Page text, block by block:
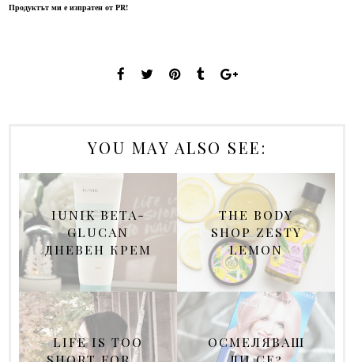
Продуктът ми е изпратен от PR!
YOU MAY ALSO SEE:
IUNIK BETA-
GLUCAN
ДНЕВЕН КРЕМ
THE BODY
SHOP ZESTY
LEMON
LIFE IS TOO
ОСМЕЛЯВАШ